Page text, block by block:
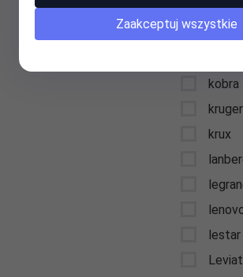
kids
kobra
krux
lestar
Zaakceptuj wszystkie